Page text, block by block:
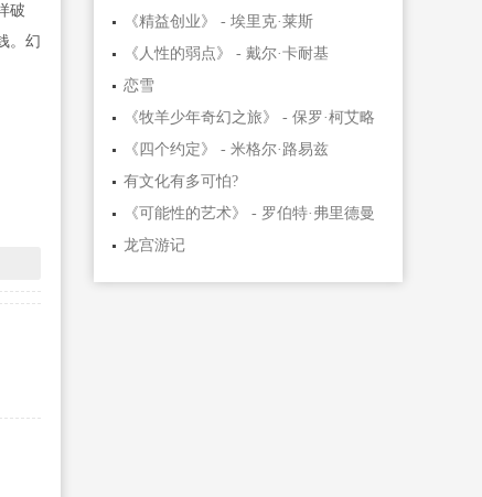
破
。幻
《精益创业》 - 埃里克·莱斯
《人性的弱点》 - 戴尔·卡耐基
恋雪
《牧羊少年奇幻之旅》 - 保罗·柯艾略
《四个约定》 - 米格尔·路易兹
有文化有多可怕?
《可能性的艺术》 - 罗伯特·弗里德曼
龙宫游记